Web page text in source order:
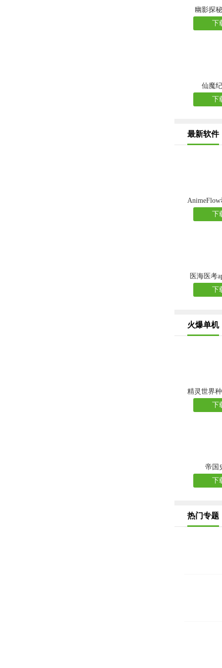
幽影探
下
仙魔
下
最新软件
下
医海医考
下
火爆单机
精灵世界
下
帝国
下
热门专题